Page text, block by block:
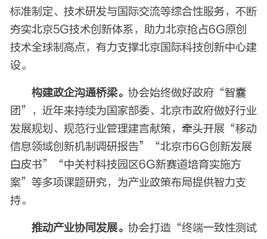
标准制定、技术研发与国际交流等综合性服务，不断
夯实北京5G技术创新体系，助力北京抢占6G原创
技术全球制高点，有力支撑北京国际科技创新中心建
设。
构建政企沟通桥梁。 协会始终做好政府“智囊
团”，近年来持续为国家部委、北京市政府做好行业
发展规划、规范行业管理建言献策，牵头开展“移动
信息领域创新机制调研报告”“北京市6G创新发展
白皮书”“中关村科技园区6G新赛道培育实施方
案”等多项课题研究，为产业政策布局提供智力支
持。
推动产业协同发展。 协会打造“终端一致性测试